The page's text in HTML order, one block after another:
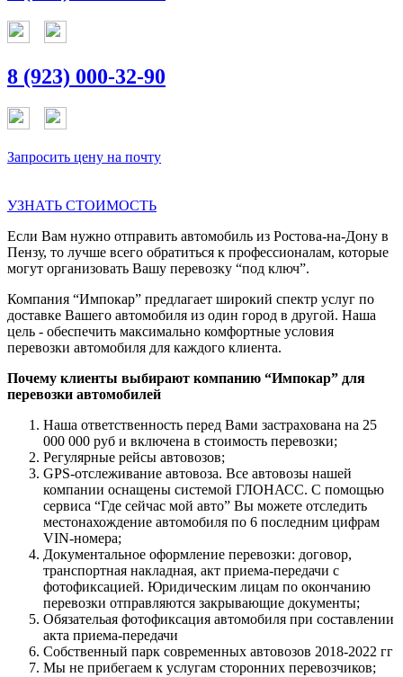
8 (923) 000-32-90
Запросить цену на почту
УЗНАТЬ СТОИМОСТЬ
Если Вам нужно отправить автомобиль из Ростова-на-Дону в
Пензу, то лучше всего обратиться к профессионалам, которые
могут организовать Вашу перевозку “под ключ”.
Компания “Импокар” предлагает широкий спектр услуг по
доставке Вашего автомобиля из один город в другой. Наша
цель - обеспечить максимально комфортные условия
перевозки автомобиля для каждого клиента.
Почему клиенты выбирают компанию “Импокар” для
перевозки автомобилей
Наша ответственность перед Вами застрахована на 25
000 000 руб и включена в стоимость перевозки;
Регулярные рейсы автовозов;
GPS-отслеживание автовоза. Все автовозы нашей
компании оснащены системой ГЛОНАСС. С помощью
сервиса “Где сейчас мой авто” Вы можете отследить
местонахождение автомобиля по 6 последним цифрам
VIN-номера;
Документальное оформление перевозки: договор,
транспортная накладная, акт приема-передачи с
фотофиксацией. Юридическим лицам по окончанию
перевозки отправляются закрывающие документы;
Обязательая фотофиксация автомобиля при составлении
акта приема-передачи
Собственный парк современных автовозов 2018-2022 гг
Мы не прибегаем к услугам сторонних перевозчиков;